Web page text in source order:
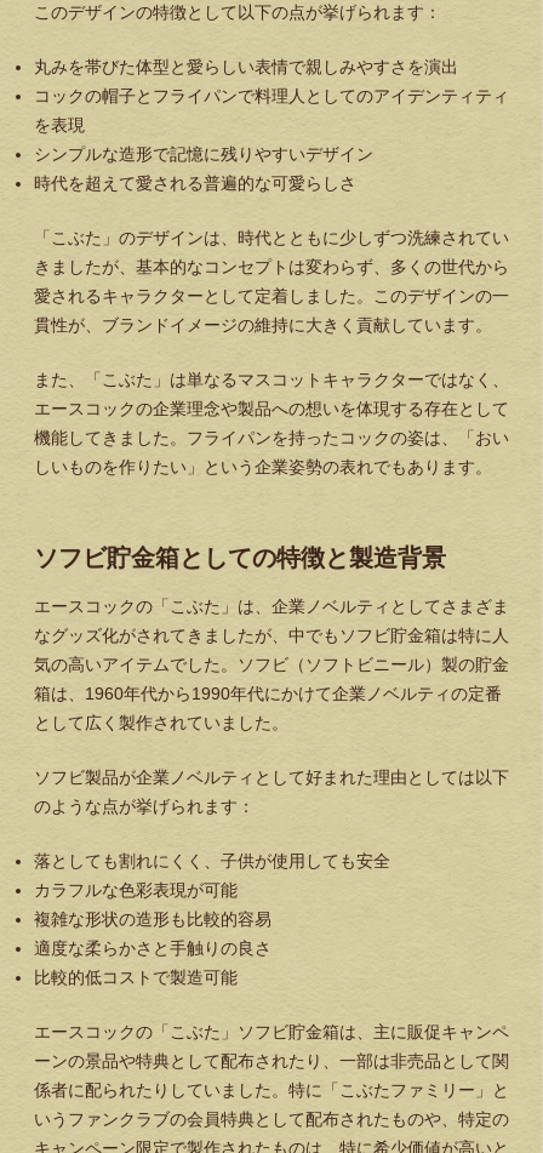
このデザインの特徴として以下の点が挙げられます：
丸みを帯びた体型と愛らしい表情で親しみやすさを演出
コックの帽子とフライパンで料理人としてのアイデンティティ
を表現
シンプルな造形で記憶に残りやすいデザイン
時代を超えて愛される普遍的な可愛らしさ
「こぶた」のデザインは、時代とともに少しずつ洗練されてい
きましたが、基本的なコンセプトは変わらず、多くの世代から
愛されるキャラクターとして定着しました。このデザインの一
貫性が、ブランドイメージの維持に大きく貢献しています。
また、「こぶた」は単なるマスコットキャラクターではなく、
エースコックの企業理念や製品への想いを体現する存在として
機能してきました。フライパンを持ったコックの姿は、「おい
しいものを作りたい」という企業姿勢の表れでもあります。
ソフビ貯金箱としての特徴と製造背景
エースコックの「こぶた」は、企業ノベルティとしてさまざま
なグッズ化がされてきましたが、中でもソフビ貯金箱は特に人
気の高いアイテムでした。ソフビ（ソフトビニール）製の貯金
箱は、1960年代から1990年代にかけて企業ノベルティの定番
として広く製作されていました。
ソフビ製品が企業ノベルティとして好まれた理由としては以下
のような点が挙げられます：
落としても割れにくく、子供が使用しても安全
カラフルな色彩表現が可能
複雑な形状の造形も比較的容易
適度な柔らかさと手触りの良さ
比較的低コストで製造可能
エースコックの「こぶた」ソフビ貯金箱は、主に販促キャンペ
ーンの景品や特典として配布されたり、一部は非売品として関
係者に配られたりしていました。特に「こぶたファミリー」と
いうファンクラブの会員特典として配布されたものや、特定の
キャンペーン限定で製作されたものは、特に希少価値が高いと